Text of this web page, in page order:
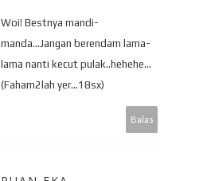
Woi! Bestnya mandi-
manda...Jangan berendam lama-
lama nanti kecut pulak..hehehe...
(Faham2lah yer...18sx)
Balas